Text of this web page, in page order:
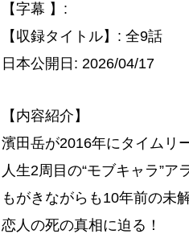
【字幕 】:
【収録タイトル】: 全9話
日本公開日: 2026/04/17
【内容紹介】
濱田岳が2016年にタイムリ
人生2周目の“モブキャラ”ア
もがきながらも10年前の未
恋人の死の真相に迫る！